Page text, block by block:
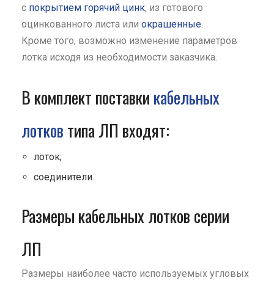
с покрытием горячий цинк, из готового
оцинкованного листа или окрашенные.
Кроме того, возможно изменение параметров
лотка исходя из необходимости заказчика.
В комплект поставки кабельных
лотков типа ЛП входят:
лоток;
соединители.
Размеры кабельных лотков серии
ЛП
Размеры наиболее часто используемых угловых